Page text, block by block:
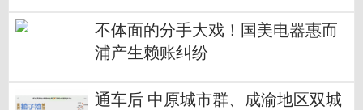
不体面的分手大戏！国美电器惠而
浦产生赖账纠纷
通车后 中原城市群、成渝地区双城